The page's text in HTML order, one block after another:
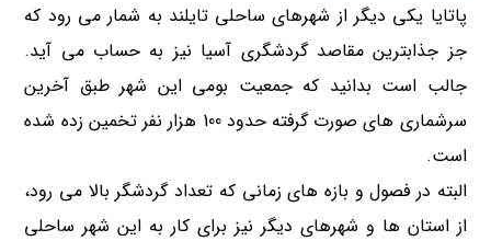
پاتایا یکی دیگر از شهرهای ساحلی تایلند به شمار می رود که
جز جذابترین مقاصد گردشگری آسیا نیز به حساب می آید.
جالب است بدانید که جمعیت بومی این شهر طبق آخرین
سرشماری های صورت گرفته حدود 100 هزار نفر تخمین زده شده
است.
البته در فصول و بازه های زمانی که تعداد گردشگر بالا می رود،
از استان ها و شهرهای دیگر نیز برای کار به این شهر ساحلی